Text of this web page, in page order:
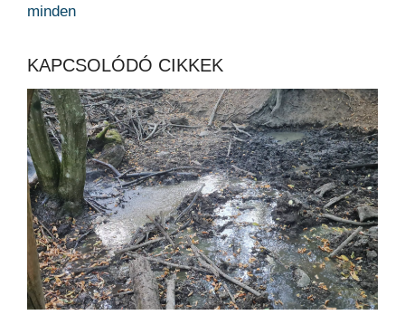
minden
KAPCSOLÓDÓ CIKKEK